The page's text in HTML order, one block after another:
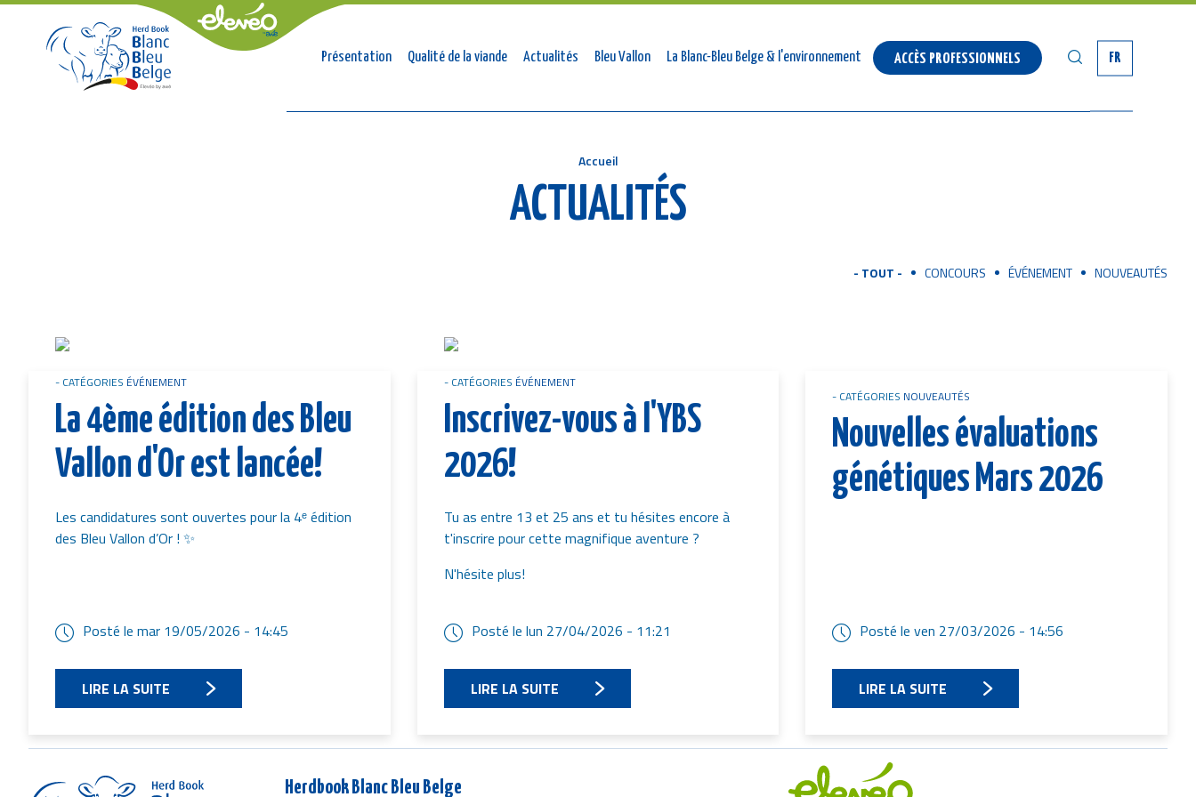
Consommateurs
Présentation Qualité de la viande Actualités Bleu Vallon La Blanc-Bleu Belge & l'environnement ACCÈS PROFESSIONNELS RECHERCHER
FR
Accueil
ACTUALITÉS
- TOUT - CONCOURS ÉVÉNEMENT NOUVEAUTÉS
Image
CATÉGORIES ÉVÉNEMENT
La 4ème édition des Bleu
Vallon d'Or est lancée!
Les candidatures sont ouvertes pour la 4ᵉ édition
des Bleu Vallon d’Or ! ✨
Posté le mar 19/05/2026 - 14:45
LIRE LA SUITE
Image
CATÉGORIES ÉVÉNEMENT
Inscrivez-vous à l'YBS
2026!
Tu as entre 13 et 25 ans et tu hésites encore à
t'inscrire pour cette magnifique aventure ?
N'hésite plus!
Posté le lun 27/04/2026 - 11:21
LIRE LA SUITE
CATÉGORIES NOUVEAUTÉS
Nouvelles évaluations
génétiques Mars 2026
Posté leven 27/03/2026 - 14:56
LIRE LA SUITE
Herdbook Blanc Bleu Belge